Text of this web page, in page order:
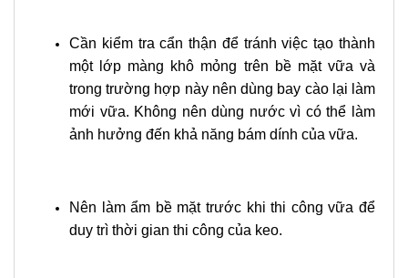
Cần kiểm tra cẩn thận để tránh việc tạo thành
một lớp màng khô mỏng trên bề mặt vữa và
trong trường hợp này nên dùng bay cào lại làm
mới vữa. Không nên dùng nước vì có thể làm
ảnh hưởng đến khả năng bám dính của vữa.
Nên làm ẩm bề mặt trước khi thi công vữa để
duy trì thời gian thi công của keo.